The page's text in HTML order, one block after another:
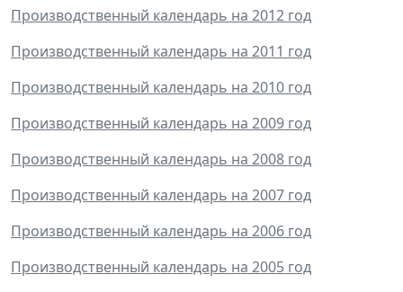
Производственный календарь на 2012 год
Производственный календарь на 2011 год
Производственный календарь на 2010 год
Производственный календарь на 2009 год
Производственный календарь на 2008 год
Производственный календарь на 2007 год
Производственный календарь на 2006 год
Производственный календарь на 2005 год